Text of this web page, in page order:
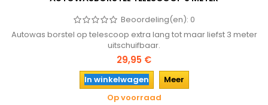
Beoordeling(en): 0
Autowas borstel op telescoop extra lang tot maar liefst 3 meter
uitschuifbaar.
29,95 €
In winkelwagen
Meer
Op voorraad